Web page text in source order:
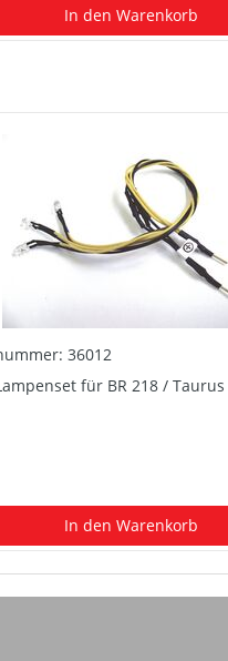
In den Warenkorb
36012
für BR 218 / Taurus
In den Warenkorb